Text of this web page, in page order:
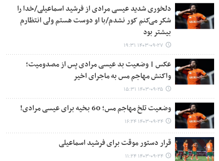
دلخوری شدید عیسی مرادی از فرشید اسماعیلی/خدا را
شکر می‌کنم کور نشدم/با او دوست هستم ولی انتظارم
بیشتر بود
۱۴۰۳-۰۹-۲۷ ۱۹:۳۱
عکس | وضعیت بد عیسی مرادی پس از مصدومیت؛
واکنش مهاجم مس به ماجرای اخیر
۱۴۰۳-۰۹-۲۵ ۱۵:۳۱
وضعیت تلخ مهاجم مس؛ 60 بخیه برای عیسی مرادی!
۱۴۰۳-۰۹-۲۴ ۱۶:۲۴
قرار دستور موقت برای فرشید اسماعیلی
۱۴۰۳-۰۹-۲۴ ۱۱:۲۴